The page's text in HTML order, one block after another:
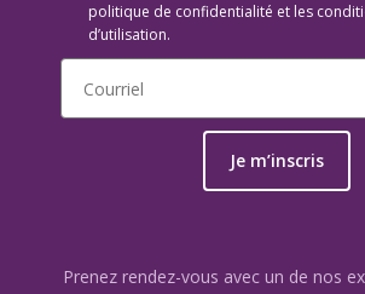
politique de confidentialité et les
d’utilisation.
Je m’inscris
Prenez rendez-vous avec un de nos